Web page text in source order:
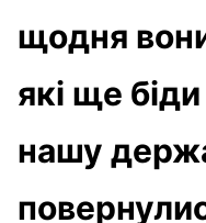
щодня
які ще
нашу